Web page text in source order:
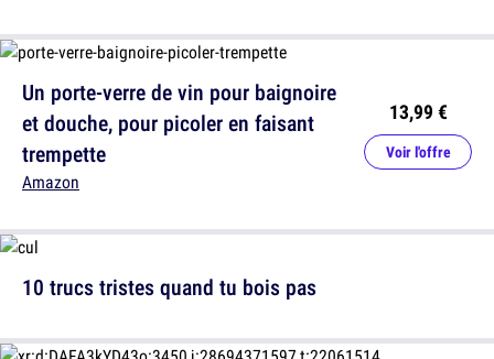
Un porte-verre de vin pour baignoire
et douche, pour picoler en faisant
trempette
Amazon
13,99 €
Voir l'offre
10 trucs tristes quand tu bois pas